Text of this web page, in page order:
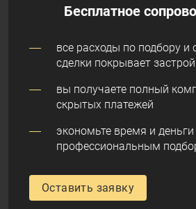
Бесплатное
все расходы по подбору
сделки покрывает
вы получаете полный
скрытых платежей
экономьте время и деньги
профессиональным
Оставить заявку